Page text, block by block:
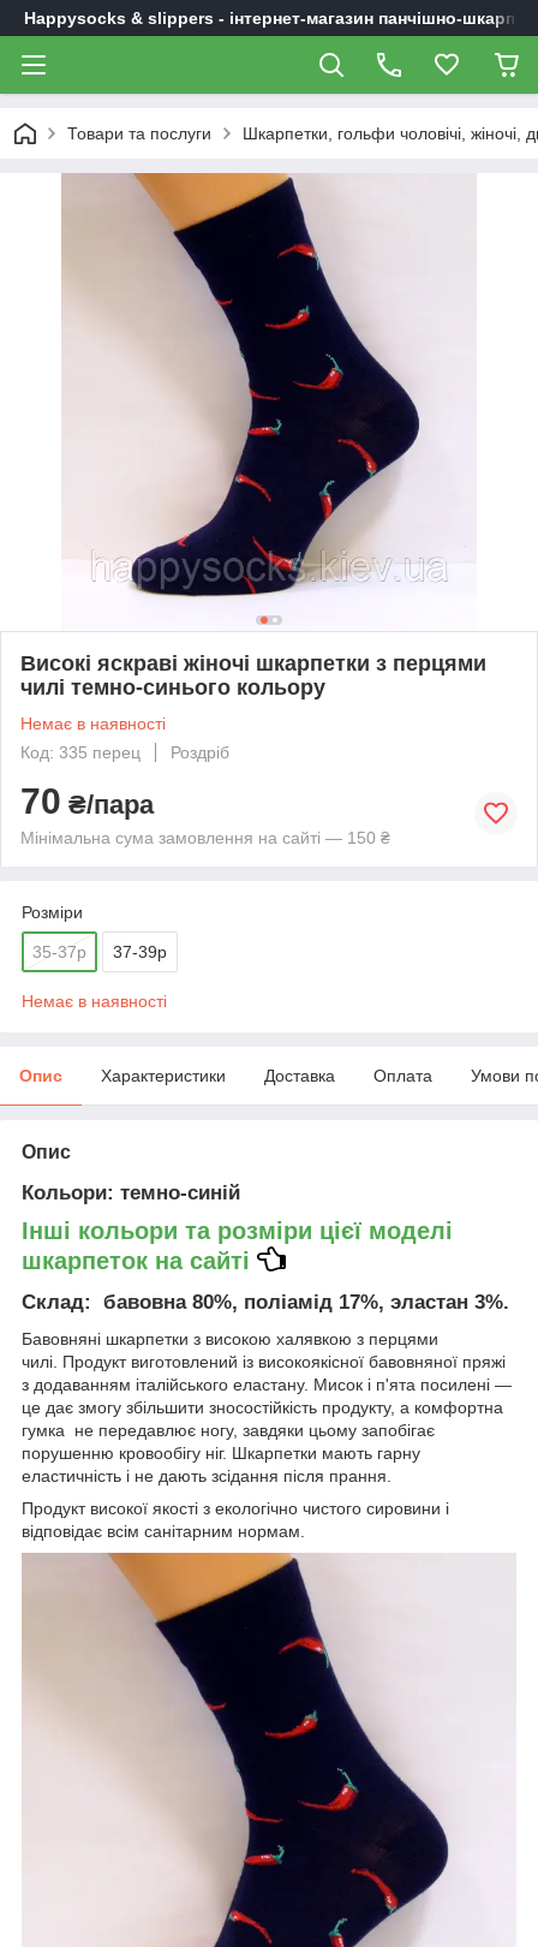
Happysocks & slippers - інтернет-магазин панчішно-
Товари та послуги Шкарпетки, гольфи чоловічі, жіночі,
Високі яскраві жіночі шкарпетки з перцями
чилі темно-синього кольору
Немає в наявності
Код: 335 перец
Роздріб
70 ₴/пара
Мінімальна сума замовлення на сайті — 150 ₴
Розміри
35-37р 37-39р
Немає в наявності
Опис Характеристики Доставка Оплата Умови
Опис
Кольори: темно-синій
Інші кольори та розміри цієї моделі
шкарпеток на сайті
Склад: бавовна 80%, поліамід 17%, эластан 3%.
Бавовняні шкарпетки з високою халявкою з перцями
чилі. Продукт виготовлений із високоякісної бавовняної пряжі
з додаванням італійського еластану. Мисок і п'ята посилені —
це дає змогу збільшити зносостійкість продукту, а комфортна
гумка не передавлює ногу, завдяки цьому запобігає
порушенню кровообігу ніг. Шкарпетки мають гарну
еластичність і не дають зсідання після прання.
Продукт високої якості з екологічно чистого сировини і
відповідає всім санітарним нормам.